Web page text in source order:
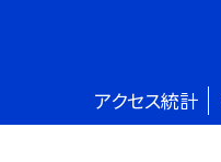
アクセス統計